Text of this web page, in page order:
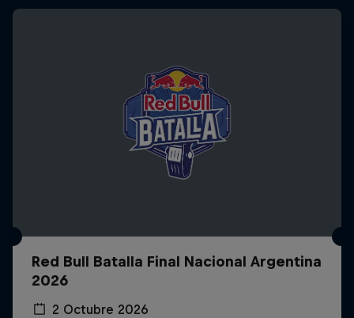
Red Bull Batalla Final Nacional Argentina
2026
2 Octubre 2026